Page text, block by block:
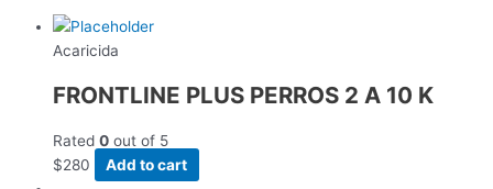
Acaricida
FRONTLINE PLUS PERROS 2 A 10 K
Rated 0 out of 5
$280 Add to cart